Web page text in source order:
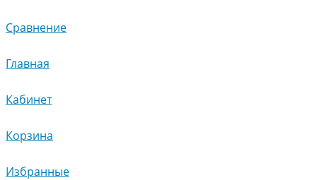
Сравнение
Главная
Кабинет
Корзина
Избранные